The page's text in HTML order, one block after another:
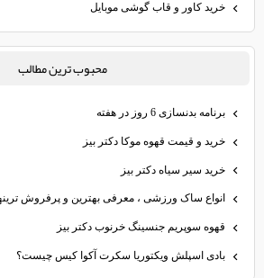
خرید کاور و قاب گوشی موبایل
محبوب ترين مطالب
برنامه بدنسازی 6 روز در هفته
خرید و قیمت قهوه موکا دکتر بیز
خرید سیر سیاه دکتر بیز
انواع ساک ورزشی ، معرفی بهترین و پرفروش ترینها
قهوه سوپریم جنسینگ خرنوب دکتر بیز
بادی اسپلش ویکتوریا سکرت آکوا کیس چیست؟